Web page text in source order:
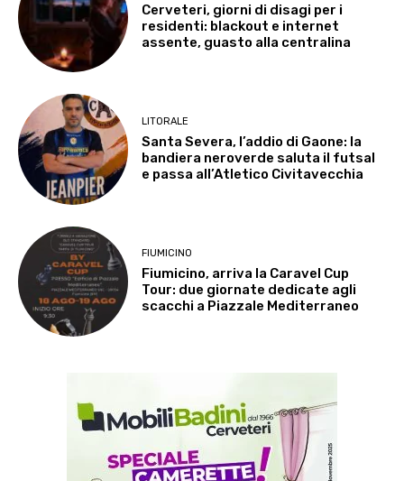
Cerveteri, giorni di disagi per i
residenti: blackout e internet
assente, guasto alla centralina
LITORALE
Santa Severa, l’addio di Gaone: la
bandiera neroverde saluta il futsal
e passa all’Atletico Civitavecchia
FIUMICINO
Fiumicino, arriva la Caravel Cup
Tour: due giornate dedicate agli
scacchi a Piazzale Mediterraneo